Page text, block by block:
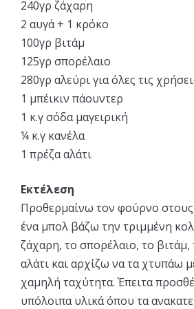
240γρ ζάχαρη
2 αυγά + 1 κρόκο
100γρ βιτάμ
125γρ σπορέλαιο
280γρ αλεύρι για όλες τις
1 μπέικιν πάουντερ
1 κ.γ σόδα μαγειρική
¼ κ.γ κανέλα
1 πρέζα αλάτι
Εκτέλεση
Προθερμαίνω τον φούρνο
ένα μπολ βάζω την τριμμένη
ζάχαρη, το σπορέλαιο, το βιτάμ,
αλάτι και αρχίζω να τα χτυπάω
χαμηλή ταχύτητα. Έπειτα
υπόλοιπα υλικά όπου τα